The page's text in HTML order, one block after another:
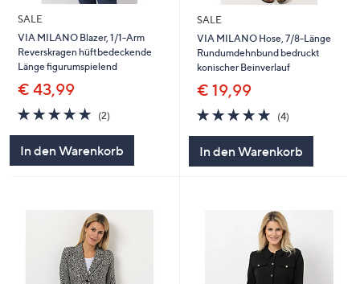
SALE
VIA MILANO Blazer, 1/1-Arm
Reverskragen hüftbedeckende
Länge figurumspielend
€ 43,99
5.0
von
(2)2
In den Warenkorb
SALE
VIA MILANO Hose, 7/8-Länge
Rundumdehnbund bedruckt
konischer Beinverlauf
€ 19,99
5.0
von
(4)4
In den Warenkorb